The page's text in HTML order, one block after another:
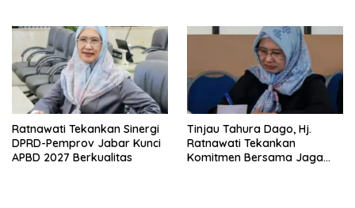
Ratnawati Tekankan Sinergi
DPRD-Pemprov Jabar Kunci
APBD 2027 Berkualitas
Tinjau Tahura Dago, Hj.
Ratnawati Tekankan
Komitmen Bersama Jaga